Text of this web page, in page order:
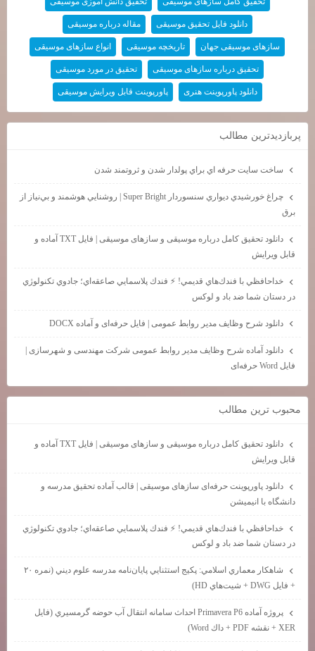
دانلود فایل تحقیق موسیقی مقاله درباره موسیقی
سازهای موسیقی جهان تاریخچه موسیقی انواع سازهای موسیقی
تحقیق درباره سازهای موسیقی تحقیق در مورد موسیقی
دانلود پاورپوینت هنری پاورپوینت قابل ویرایش موسیقی
پربازديدترين مطالب
ساخت سايت حرفه اي براي پولدار شدن و ثروتمند شدن
چراغ خورشيدي ديواري سنسوردار Super Bright | روشنايي هوشمند و بي‌نياز از
برق
دانلود تحقیق کامل درباره موسیقی و سازهای موسیقی | فایل TXT آماده و
قابل ویرایش
خداحافظي با فندك‌هاي قديمي! ⚡ فندك پلاسمايي صاعقه‌اي؛ جادوي تكنولوژي
در دستان شما ضد باد و لوكس
دانلود شرح وظایف مدیر روابط عمومی | فایل حرفه‌ای و آماده DOCX
دانلود آماده شرح وظایف مدیر روابط عمومی شرکت مهندسی و شهرسازی |
فایل Word حرفه‌ای
محبوب ترين مطالب
دانلود تحقیق کامل درباره موسیقی و سازهای موسیقی | فایل TXT آماده و
قابل ویرایش
دانلود پاورپوینت حرفه‌ای سازهای موسیقی | قالب آماده تحقیق مدرسه و
دانشگاه با انیمیشن
خداحافظي با فندك‌هاي قديمي! ⚡ فندك پلاسمايي صاعقه‌اي؛ جادوي تكنولوژي
در دستان شما ضد باد و لوكس
شاهكار معماري اسلامي: پكيج استثنايي پايان‌نامه مدرسه علوم ديني (نمره ۲۰
+ فايل DWG + شيت‌هاي HD)
پروژه آماده Primavera P6 احداث سامانه انتقال آب حوضه گرمسيري (فايل
XER + نقشه PDF + داك Word)